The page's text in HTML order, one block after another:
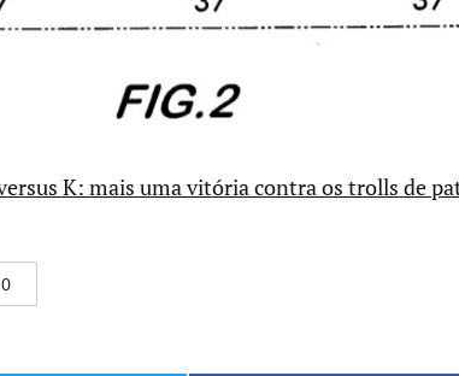
K: mais uma vitória contra os trolls de
0